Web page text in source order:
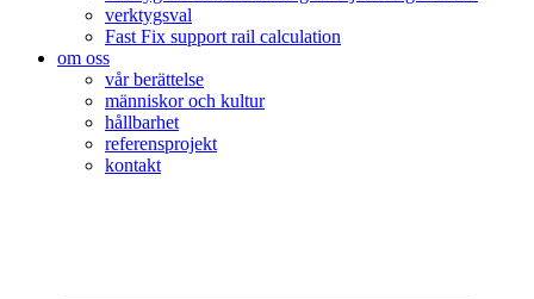
verktygsval
Fast Fix support rail calculation
om oss
vår berättelse
människor och kultur
hållbarhet
referensprojekt
kontakt